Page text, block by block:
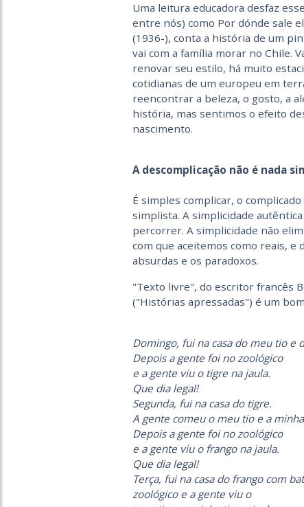
Uma leitura educadora desfaz
entre nós) como Por dónde sale
(1936-), conta a história de um
vai com a família morar no Chile.
renovar seu estilo, há muito
cotidianas de um europeu em
reencontrar a beleza, o gosto, a
história, mas sentimos o efeito
nascimento.
A descomplicação não é nada
É simples complicar, o
simplista. A simplicidade
percorrer. A simplicidade não
com que aceitemos como reais, e
absurdas e os paradoxos.
"Texto livre", do escritor francês
("Histórias apressadas") é um
Domingo, fui na casa do meu tio e
Depois a gente foi no zoológico
e a gente viu o tigre na jaula.
Que dia legal!
Segunda, fui na casa do tigre.
A gente comeu o meu tio e a
Depois a gente foi no zoológico
e a gente viu o frango na jaula.
Que dia legal!
Terça, fui na casa do frango com
zoológico e a gente viu o